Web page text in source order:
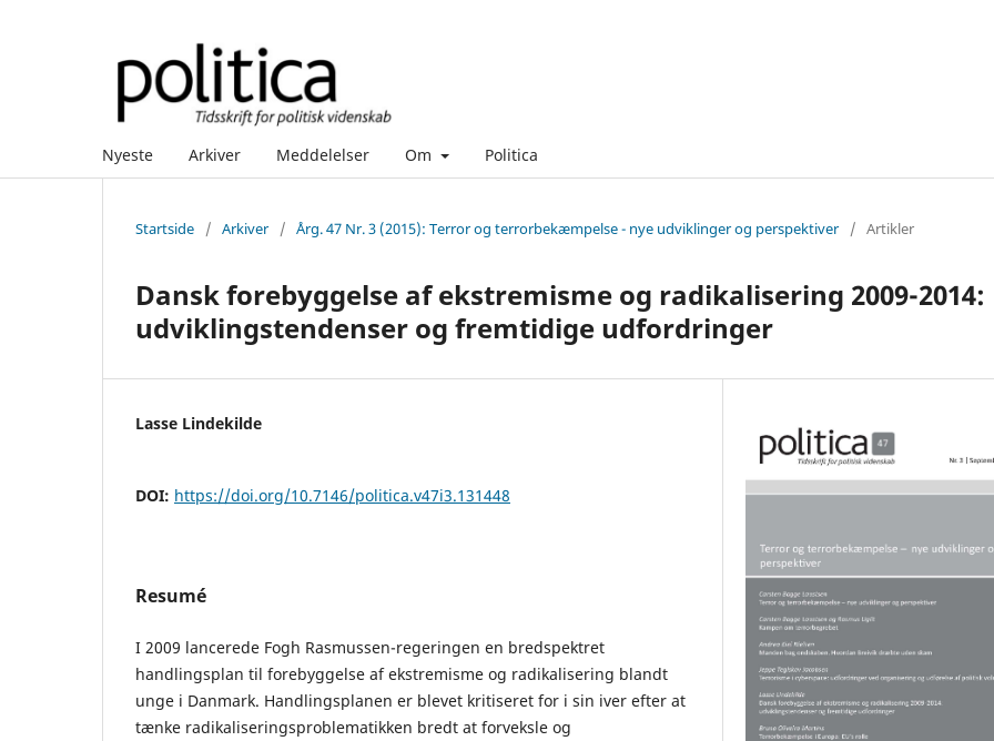
Nyeste Arkiver Meddelelser Om Politica
Startside / Arkiver / Årg. 47 Nr. 3 (2015): Terror og terrorbekæmpelse - nye udviklinger og perspektiver / Artikler
Dansk forebyggelse af ekstremisme og radikalisering 2009-2014:
udviklingstendenser og fremtidige udfordringer
Lasse Lindekilde
DOI: https://doi.org/10.7146/politica.v47i3.131448
Resumé
I 2009 lancerede Fogh Rasmussen-regeringen en bredspektret
handlingsplan til forebyggelse af ekstremisme og radikalisering blandt
unge i Danmark. Handlingsplanen er blevet kritiseret for i sin iver efter at
tænke radikaliseringsproblematikken bredt at forveksle og